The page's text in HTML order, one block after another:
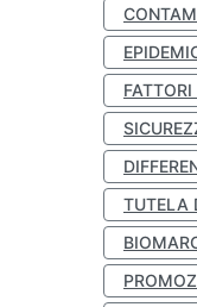
TUTELA